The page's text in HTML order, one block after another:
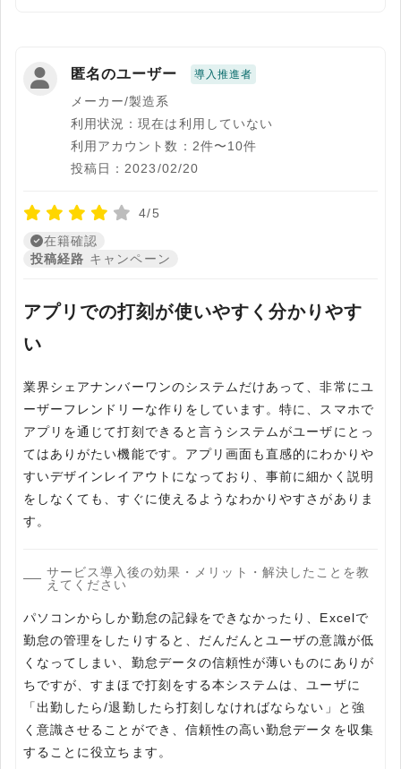
匿名のユーザー 導入推進者
メーカー/製造系
利用状況：現在は利用していない
利用アカウント数：2件〜10件
投稿日：2023/02/20
4/5
在籍確認
投稿経路 キャンペーン
アプリでの打刻が使いやすく分かりやす
い
業界シェアナンバーワンのシステムだけあって、非常にユ
ーザーフレンドリーな作りをしています。特に、スマホで
アプリを通じて打刻できると言うシステムがユーザにとっ
てはありがたい機能です。アプリ画面も直感的にわかりや
すいデザインレイアウトになっており、事前に細かく説明
をしなくても、すぐに使えるようなわかりやすさがありま
す。
サービス導入後の効果・メリット・解決したことを教
えてください
パソコンからしか勤怠の記録をできなかったり、Excelで
勤怠の管理をしたりすると、だんだんとユーザの意識が低
くなってしまい、勤怠データの信頼性が薄いものにありが
ちですが、すまほで打刻をする本システムは、ユーザに
「出勤したら/退勤したら打刻しなければならない」と強
く意識させることができ、信頼性の高い勤怠データを収集
することに役立ちます。